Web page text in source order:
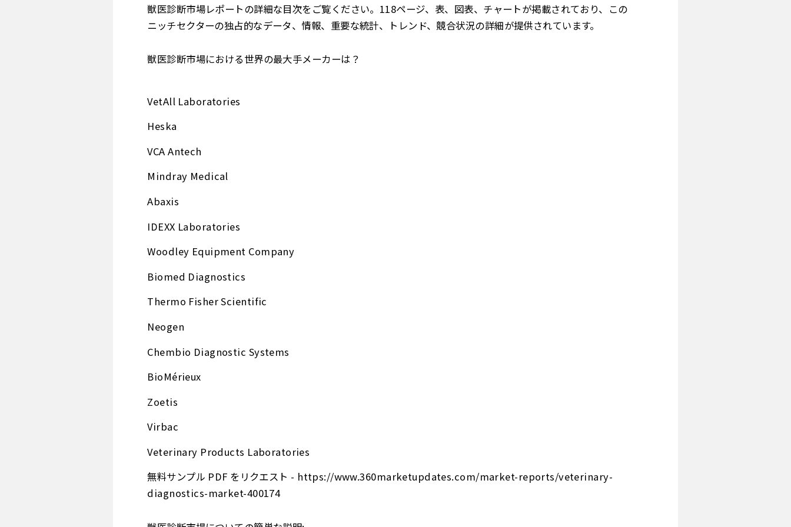
獣医診断市場レポートの詳細な目次をご覧ください。118ページ、表、図表、チャートが掲載されており、この
ニッチセクターの独占的なデータ、情報、重要な統計、トレンド、競合状況の詳細が提供されています。
獣医診断市場における世界の最大手メーカーは？
VetAll Laboratories
Heska
VCA Antech
Mindray Medical
Abaxis
IDEXX Laboratories
Woodley Equipment Company
Biomed Diagnostics
Thermo Fisher Scientific
Neogen
Chembio Diagnostic Systems
BioMérieux
Zoetis
Virbac
Veterinary Products Laboratories
無料サンプル PDF をリクエスト - https://www.360marketupdates.com/market-reports/veterinary-
diagnostics-market-400174